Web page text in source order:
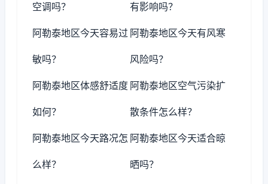
空调吗？ 有影响吗？
阿勒泰地区今天容易过
敏吗？
阿勒泰地区今天有风寒
风险吗？
阿勒泰地区体感舒适度
如何？
阿勒泰地区空气污染扩
散条件怎么样？
阿勒泰地区今天路况怎
么样？
阿勒泰地区今天适合晾
晒吗？